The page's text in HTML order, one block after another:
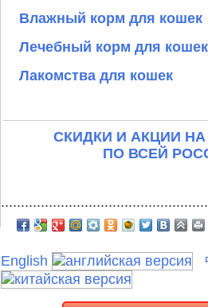
Влажный корм для кошек
Лечебный корм для кошек
Лакомства для кошек
СКИДКИ И АКЦИИ
ПО ВСЕЙ
English